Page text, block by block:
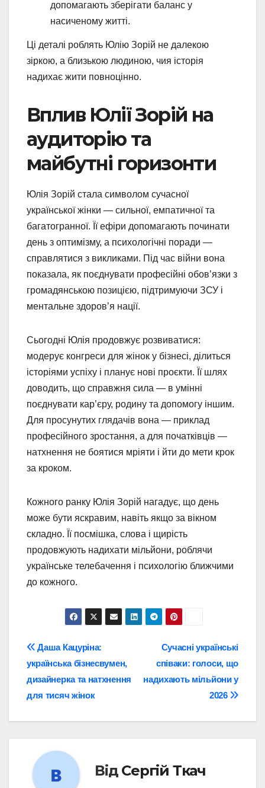
допомагають зберігати баланс у
насиченому житті.
Ці деталі роблять Юлію Зорій не далекою
зіркою, а близькою людиною, чия історія
надихає жити повноцінно.
Вплив Юлії Зорій на
аудиторію та
майбутні горизонти
Юлія Зорій стала символом сучасної
української жінки — сильної, емпатичної та
багатогранної. Її ефіри допомагають починати
день з оптимізму, а психологічні поради —
справлятися з викликами. Під час війни вона
показала, як поєднувати професійні обов’язки з
громадянською позицією, підтримуючи ЗСУ і
ментальне здоров’я нації.
Сьогодні Юлія продовжує розвиватися:
модерує конгреси для жінок у бізнесі, ділиться
історіями успіху і планує нові проєкти. Її шлях
доводить, що справжня сила — в умінні
поєднувати кар’єру, родину та допомогу іншим.
Для просунутих глядачів вона — приклад
професійного зростання, а для початківців —
натхнення не боятися мріяти і йти до мети крок
за кроком.
Кожного ранку Юлія Зорій нагадує, що день
може бути яскравим, навіть якщо за вікном
складно. Її посмішка, слова і щирість
продовжують надихати мільйони, роблячи
українське телебачення і психологію ближчими
до кожного.
Навігація
записів
Сучасні українські
співаки: голоси, що
надихають мільйони у
2026
Даша Кацуріна:
українська бізнесвумен,
дизайнерка та натхнення
для тисяч жінок
Від Сергій Ткач